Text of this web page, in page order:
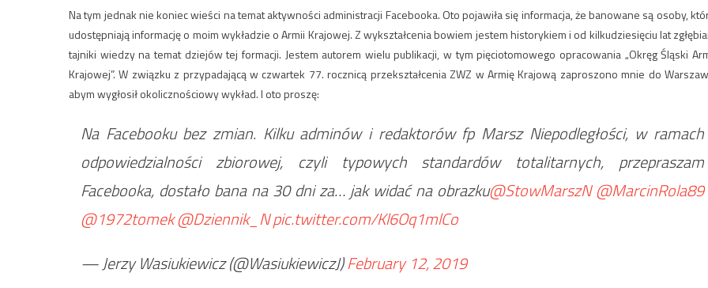
Na tym jednak nie koniec wieści na temat aktywności administracji Facebooka. Oto pojawiła się informacja, że banowane są osoby,
udostępniają informację o moim wykładzie o Armii Krajowej. Z wykształcenia bowiem jestem historykiem i od kilkudziesięciu lat
tajniki wiedzy na temat dziejów tej formacji. Jestem autorem wielu publikacji, w tym pięciotomowego opracowania „Okręg Śląski
Krajowej”. W związku z przypadającą w czwartek 77. rocznicą przekształcenia ZWZ w Armię Krajową zaproszono mnie do
abym wygłosił okolicznościowy wykład. I oto proszę:
Na Facebooku bez zmian. Kilku adminów i redaktorów fp Marsz Niepodległości, w ramach
odpowiedzialności zbiorowej, czyli typowych standardów totalitarnych, przepraszam
Facebooka, dostało bana na 30 dni za… jak widać na obrazku@StowMarszN @MarcinRola89
@1972tomek@Dziennik_Npic.twitter.com/Kl6Oq1mlCo
— Jerzy Wasiukiewicz (@WasiukiewiczJ)February 12, 2019